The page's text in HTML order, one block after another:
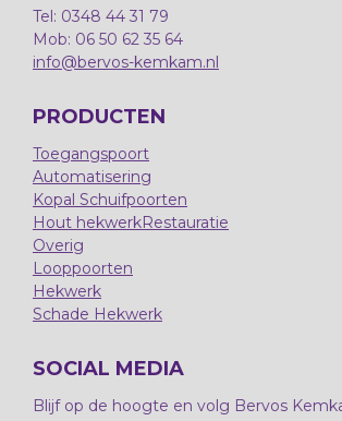
Tel: 0348 44 31 79
Mob: 06 50 62 35 64
info@bervos-kemkam.nl
PRODUCTEN
Toegangspoort
Automatisering
Kopal Schuifpoorten
Hout hekwerkRestauratie
Overig
Looppoorten
Hekwerk
Schade Hekwerk
SOCIAL MEDIA
Blijf op de hoogte en volg Bervos